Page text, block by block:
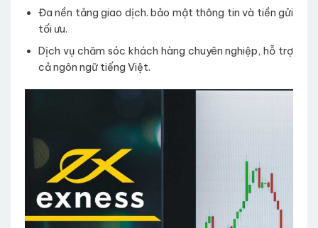
Đa nền tảng giao dịch. bảo mật thông tin và tiền gửi
tối ưu.
Dịch vụ chăm sóc khách hàng chuyên nghiệp, hỗ trợ
cả ngôn ngữ tiếng Việt.